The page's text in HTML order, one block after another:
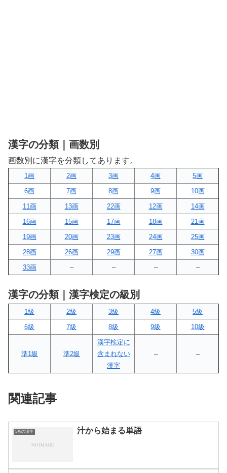
漢字の分類｜画数別
画数別に漢字を分類してあります。
1画 2画 3画 4画
5画
6画
7画 8画 9画
10画
11画
13画 22画 12画
14画
16画
15画 17画 18画
21画
19画
20画 23画 24画
25画
28画
26画 29画 27画
30画
33画
– – – –
漢字の分類｜漢字検定の級別
1級 2級 3級 4級
5級
6級
7級 8級 9級 10級
準1級 準2級
漢字検定に
含まれない
漢字
– –
関連記事
5画の漢字 汁から始まる単語